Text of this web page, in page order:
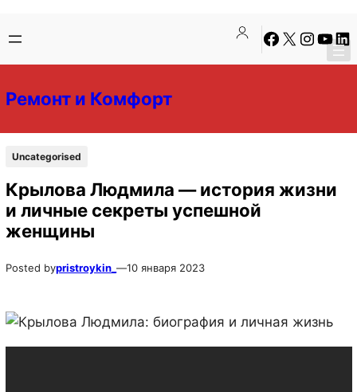
содержимому
содержимому
Facebook
X Instagram
Ремонт и Комфорт
Uncategorised
Крылова Людмила — история жизни
и личные секреты успешной
женщины
Posted bypristroykin_ —10 января 2023